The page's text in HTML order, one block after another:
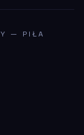
— PIŁA